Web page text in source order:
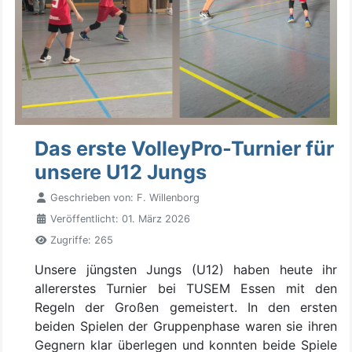
Das erste VolleyPro-Turnier für
unsere U12 Jungs
Geschrieben von: F. Willenborg
Veröffentlicht: 01. März 2026
Zugriffe: 265
Unsere jüngsten Jungs (U12) haben heute ihr
allererstes Turnier bei TUSEM Essen mit den
Regeln der Großen gemeistert. In den ersten
beiden Spielen der Gruppenphase waren sie ihren
Gegnern klar überlegen und konnten beide Spiele